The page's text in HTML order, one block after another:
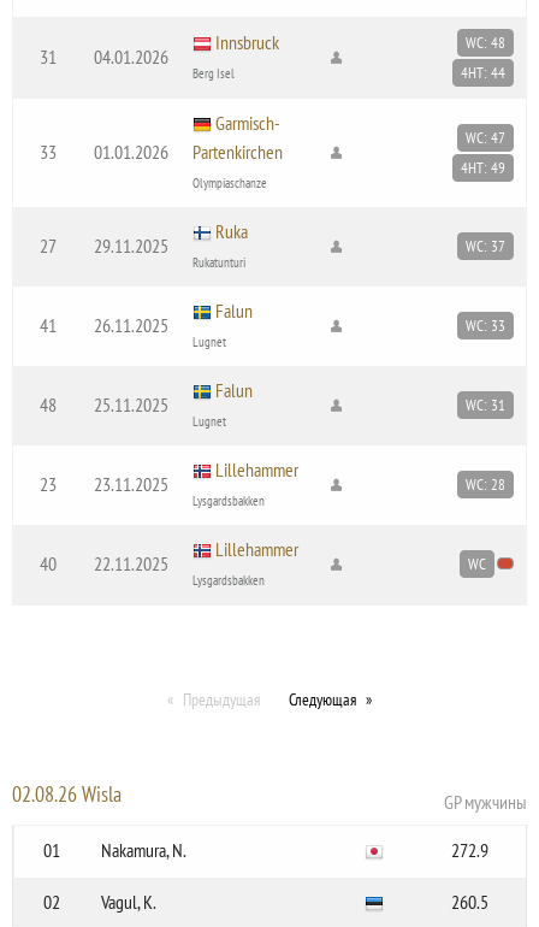
31 04.01.2026
Innsbruck
Berg Isel
WC: 48
4HT: 44
33 01.01.2026
Garmisch-
Partenkirchen
Olympiaschanze
WC: 47
4HT: 49
27 29.11.2025
Ruka
Rukatunturi
WC: 37
41 26.11.2025
Falun
Lugnet
WC: 33
48 25.11.2025
Falun
Lugnet
WC: 31
23 23.11.2025
Lillehammer
Lysgardsbakken
WC: 28
40 22.11.2025
Lillehammer
Lysgardsbakken
WC
Предыдущая Следующая
02.08.26 Wisla
GP мужчины
01
Nakamura, N. 272.9
02 Vagul, K. 260.5